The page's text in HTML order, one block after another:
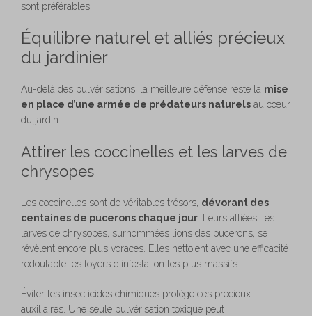
sont préférables.
Équilibre naturel et alliés précieux
du jardinier
Au-delà des pulvérisations, la meilleure défense reste la mise
en place d’une armée de prédateurs naturels au cœur
du jardin.
Attirer les coccinelles et les larves de
chrysopes
Les coccinelles sont de véritables trésors, dévorant des
centaines de pucerons chaque jour. Leurs alliées, les
larves de chrysopes, surnommées lions des pucerons, se
révèlent encore plus voraces. Elles nettoient avec une efficacité
redoutable les foyers d’infestation les plus massifs.
Éviter les insecticides chimiques protège ces précieux
auxiliaires. Une seule pulvérisation toxique peut